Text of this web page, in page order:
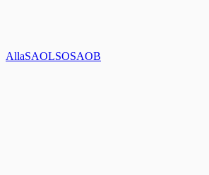
AllaSAOLSOSAOB